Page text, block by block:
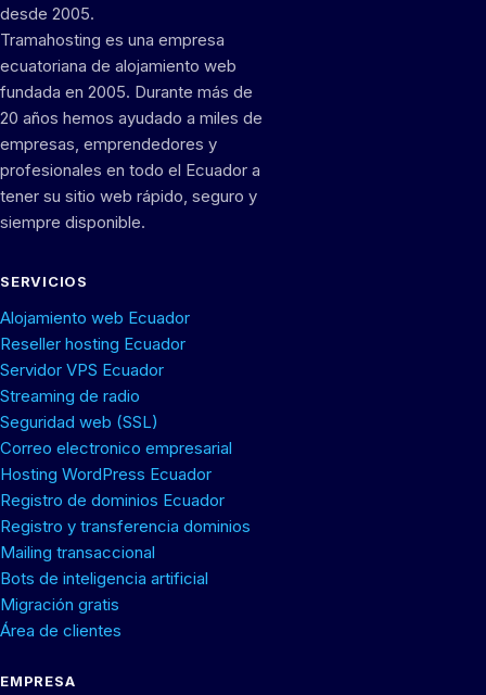
desde 2005.
Tramahosting es una empresa
ecuatoriana de alojamiento web
fundada en 2005. Durante más de
20 años hemos ayudado a miles de
empresas, emprendedores y
profesionales en todo el Ecuador a
tener su sitio web rápido, seguro y
siempre disponible.
SERVICIOS
Alojamiento web Ecuador
Reseller hosting Ecuador
Servidor VPS Ecuador
Streaming de radio
Seguridad web (SSL)
Correo electronico empresarial
Hosting WordPress Ecuador
Registro de dominios Ecuador
Registro y transferencia dominios
Mailing transaccional
Bots de inteligencia artificial
Migración gratis
Área de clientes
EMPRESA